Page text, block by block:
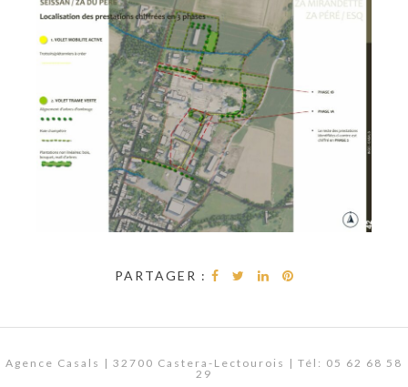
PARTAGER :
Agence Casals | 32700 Castera-Lectourois | Tél: 05 62 68 58
29